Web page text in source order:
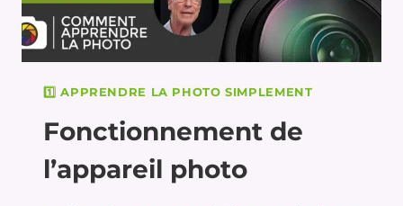
1️⃣ APPRENDRE LA PHOTO SIMPLEMENT
Fonctionnement de
l’appareil photo